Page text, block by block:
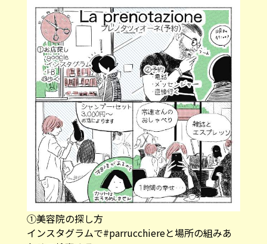
①美容院の探し方
インスタグラムで#parrucchiereと場所の組みあ